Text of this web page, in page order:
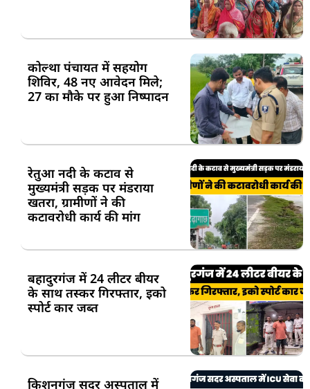
कोल्था पंचायत में सहयोग
शिविर, 48 नए आवेदन मिले;
27 का मौके पर हुआ निष्पादन
रेतुआ नदी के कटाव से
मुख्यमंत्री सड़क पर मंडराया
खतरा, ग्रामीणों ने की
कटावरोधी कार्य की मांग
बहादुरगंज में 24 लीटर बीयर
के साथ तस्कर गिरफ्तार, इको
स्पोर्ट कार जब्त
किशनगंज सदर अस्पताल में